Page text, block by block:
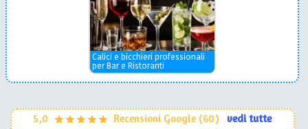
Calici e bicchieri professionali
per Bar e Ristoranti
5,0 Recensioni Google (60) vedi tutte